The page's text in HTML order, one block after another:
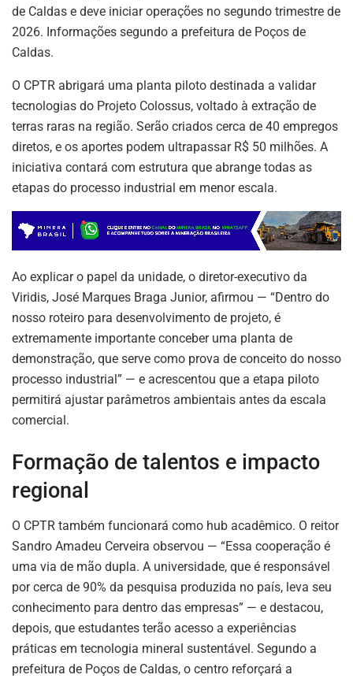
de Caldas e deve iniciar operações no segundo trimestre de
2026. Informações segundo a prefeitura de Poços de
Caldas.
O CPTR abrigará uma planta piloto destinada a validar
tecnologias do Projeto Colossus, voltado à extração de
terras raras na região. Serão criados cerca de 40 empregos
diretos, e os aportes podem ultrapassar R$ 50 milhões. A
iniciativa contará com estrutura que abrange todas as
etapas do processo industrial em menor escala.
Ao explicar o papel da unidade, o diretor-executivo da
Viridis, José Marques Braga Junior, afirmou — “Dentro do
nosso roteiro para desenvolvimento de projeto, é
extremamente importante conceber uma planta de
demonstração, que serve como prova de conceito do nosso
processo industrial” — e acrescentou que a etapa piloto
permitirá ajustar parâmetros ambientais antes da escala
comercial.
Formação de talentos e impacto
regional
O CPTR também funcionará como hub acadêmico. O reitor
Sandro Amadeu Cerveira observou — “Essa cooperação é
uma via de mão dupla. A universidade, que é responsável
por cerca de 90% da pesquisa produzida no país, leva seu
conhecimento para dentro das empresas” — e destacou,
depois, que estudantes terão acesso a experiências
práticas em tecnologia mineral sustentável. Segundo a
prefeitura de Poços de Caldas, o centro reforçará a
ASSINE NOSSA